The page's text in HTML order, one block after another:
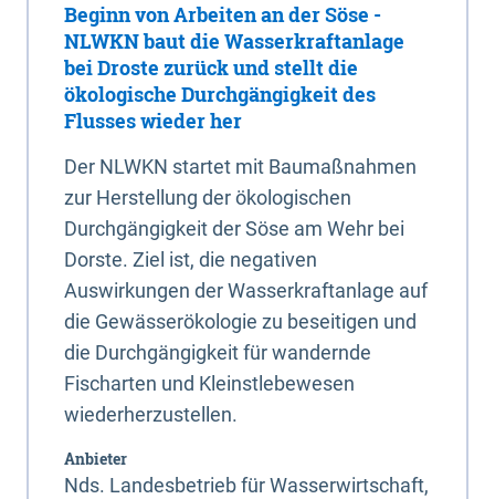
Beginn von Arbeiten an der Söse -
NLWKN baut die Wasserkraftanlage
bei Droste zurück und stellt die
ökologische Durchgängigkeit des
Flusses wieder her
Der NLWKN startet mit Baumaßnahmen
zur Herstellung der ökologischen
Durchgängigkeit der Söse am Wehr bei
Dorste. Ziel ist, die negativen
Auswirkungen der Wasserkraftanlage auf
die Gewässerökologie zu beseitigen und
die Durchgängigkeit für wandernde
Fischarten und Kleinstlebewesen
wiederherzustellen.
Anbieter
Nds. Landesbetrieb für Wasserwirtschaft,